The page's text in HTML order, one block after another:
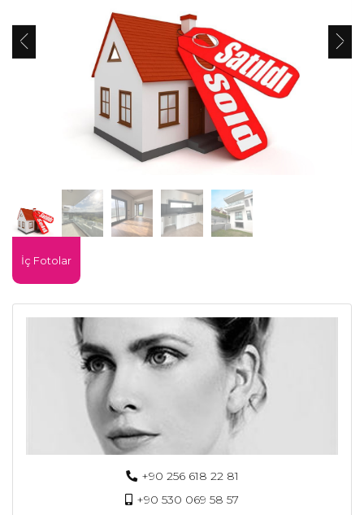
İç Fotolar
+90 256 618 22 81
+90 530 069 58 57